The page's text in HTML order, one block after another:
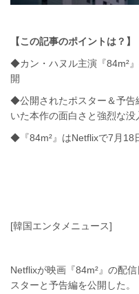
【この記事のポイントは？】
◆カン・ハヌル主演『84m²
開
◆公開されたポスター＆予告
いた本作の面白さと強烈な没
◆『84m²』はNetflixで7月18
[韓国エンタメニュース]
Netflixが映画『84m²』の配
スターと予告編を公開した。